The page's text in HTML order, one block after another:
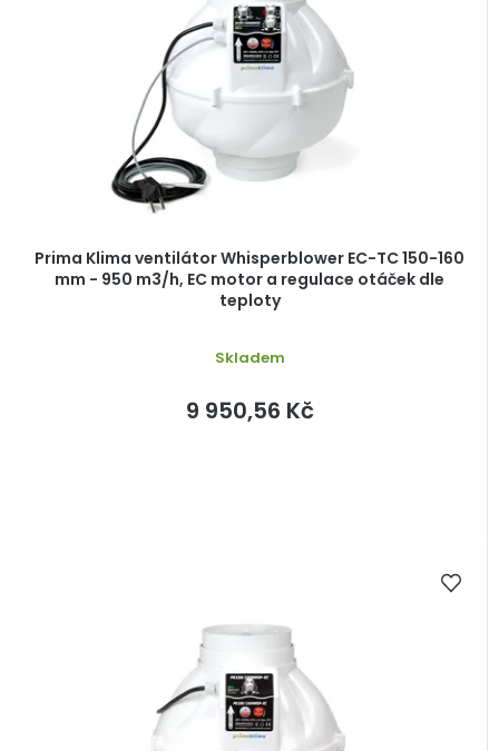
Prima Klima ventilátor Whisperblower EC-TC 150-160
mm - 950 m3/h, EC motor a regulace otáček dle
teploty
Skladem
9 950,56 Kč